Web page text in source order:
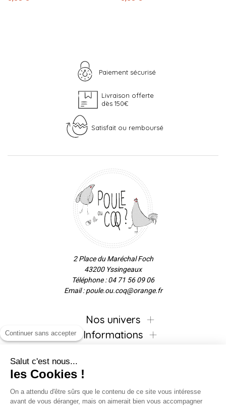
Paiement sécurisé
Livraison offerte
dès 150€
Satisfait ou remboursé
2 Place du Maréchal Foch
43200 Yssingeaux
Téléphone : 04 71 56 09 06
Email : poule.ou.coq@orange.fr
Nos univers
Informations
Inscrivez-vous à la newsletter !
Continuer sans accepter
Salut c'est nous...
les Cookies !
On a attendu d'être sûrs que le contenu de ce site vous intéresse
avant de vous déranger, mais on aimerait bien vous accompagner